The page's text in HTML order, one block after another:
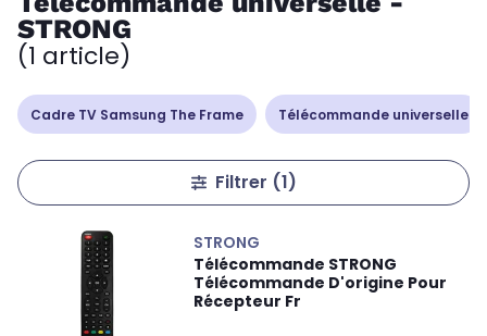
STRONG
(1 article)
Cadre TV Samsung The Frame Télécommande universelle
Filtrer (1)
STRONG
Télécommande STRONG
Télécommande D'origine Pour
Récepteur Fr